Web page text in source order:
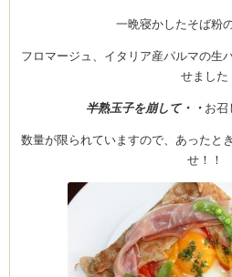
一晩寝かしたそば粉
フロマージュ、イタリア産パルマの生
せました
半熟玉子を崩して・・ お召
数量が限られていますので、あったと
せ！！